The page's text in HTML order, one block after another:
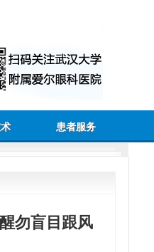
患者服务
勿盲目跟风